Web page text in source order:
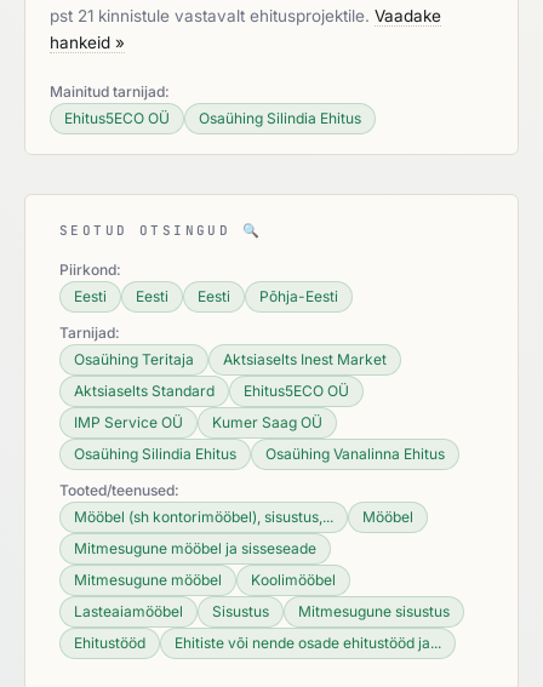
pst 21 kinnistule vastavalt ehitusprojektile. Vaadake
hankeid »
Mainitud tarnijad:
Ehitus5ECO OÜ
Osaühing Silindia Ehitus
SEOTUD OTSINGUD 🔍
Piirkond:
Eesti
Eesti Eesti
Põhja-Eesti
Tarnijad:
Osaühing Teritaja
Aktsiaselts Inest Market
Aktsiaselts Standard
Ehitus5ECO OÜ
IMP Service OÜ
Kumer Saag OÜ
Osaühing Silindia Ehitus
Osaühing Vanalinna Ehitus
Tooted/teenused:
Mööbel (sh kontorimööbel), sisustus,...
Mööbel
Mitmesugune mööbel ja sisseseade
Mitmesugune mööbel
Koolimööbel
Lasteaiamööbel
Sisustus
Mitmesugune sisustus
Ehitustööd
Ehitiste või nende osade ehitustööd ja...